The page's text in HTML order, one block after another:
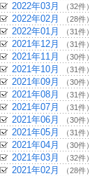
2022年03月 （32件）
2022年02月 （28件）
2022年01月 （31件）
2021年12月 （31件）
2021年11月 （30件）
2021年10月 （31件）
2021年09月 （30件）
2021年08月 （31件）
2021年07月 （31件）
2021年06月 （30件）
2021年05月 （31件）
2021年04月 （30件）
2021年03月 （32件）
2021年02月 （28件）